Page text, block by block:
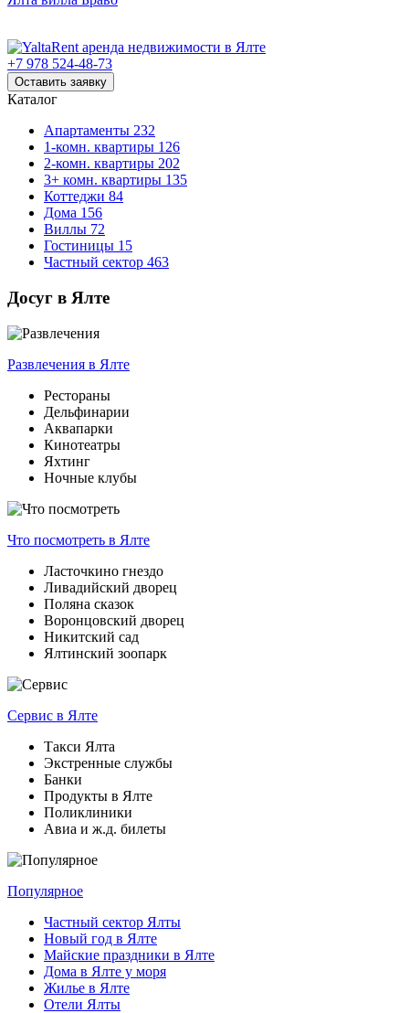
+7 978 524-48-73
Оставить заявку
Каталог
Апартаменты 232
1-комн. квартиры 126
2-комн. квартиры 202
3+ комн. квартиры 135
Коттеджи 84
Дома 156
Виллы 72
Гостиницы 15
Частный сектор 463
Досуг в Ялте
Развлечения в Ялте
Рестораны
Дельфинарии
Аквапарки
Кинотеатры
Яхтинг
Ночные клубы
Что посмотреть в Ялте
Ласточкино гнездо
Ливадийский дворец
Поляна сказок
Воронцовский дворец
Никитский сад
Ялтинский зоопарк
Сервис в Ялте
Такси Ялта
Экстренные службы
Банки
Продукты в Ялте
Поликлиники
Авиа и ж.д. билеты
Популярное
Частный сектор Ялты
Новый год в Ялте
Майские праздники в Ялте
Дома в Ялте у моря
Жилье в Ялте
Отели Ялты